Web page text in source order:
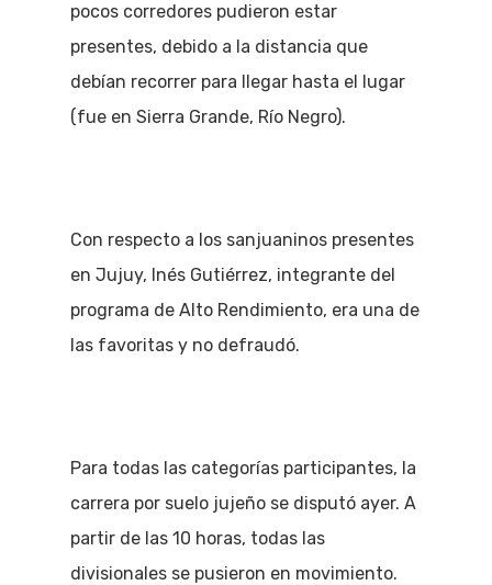
pocos corredores pudieron estar
presentes, debido a la distancia que
debían recorrer para llegar hasta el lugar
(fue en Sierra Grande, Río Negro).
Con respecto a los sanjuaninos presentes
en Jujuy, Inés Gutiérrez, integrante del
programa de Alto Rendimiento, era una de
las favoritas y no defraudó.
Para todas las categorías participantes, la
carrera por suelo jujeño se disputó ayer. A
partir de las 10 horas, todas las
divisionales se pusieron en movimiento.